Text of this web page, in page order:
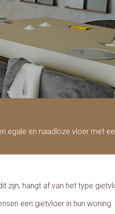
egale en naadloze vloer met
zijn, hangt af van het type
een gietvloer in hun woning.